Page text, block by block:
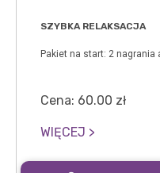
SZYBKA RELAKSACJA
Pakiet na start: 2
Cena: 60.00 zł
WIĘCEJ >